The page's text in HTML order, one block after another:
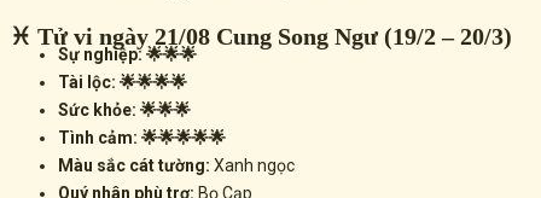
♓ Tử vi ngày 21/08 Cung Song Ngư (19/2 – 20/3)
Sự nghiệp: 🌟🌟🌟
Tài lộc: 🌟🌟🌟🌟
Sức khỏe: 🌟🌟🌟
Tình cảm: 🌟🌟🌟🌟🌟
Màu sắc cát tường: Xanh ngọc
Quý nhân phù trợ: Bọ Cạp